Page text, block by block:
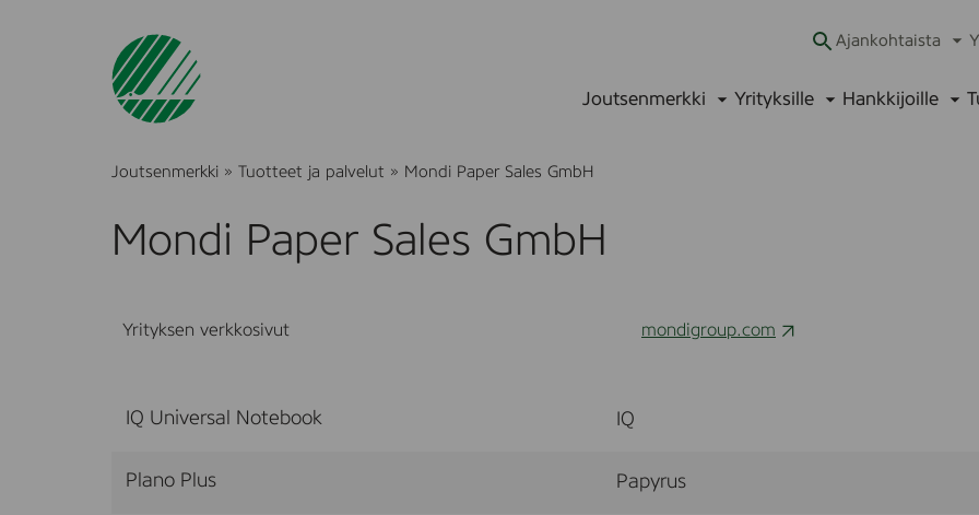
Ajankohtaista
Joutsenmerkki Yrityksille Hankkijoille
Joutsenmerkki » Tuotteet ja palvelut » Mondi Paper Sales GmbH
Mondi Paper Sales GmbH
Yrityksen verkkosivut mondigroup.com
IQ Universal Notebook IQ
Plano Plus Papyrus